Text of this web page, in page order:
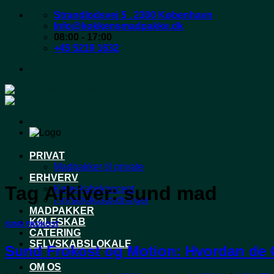
Fortsæt
Strandlodsvej 5 . 2300 København
Info@kokkensmadpakke.dk
08:00 - 17:00
+45 5219 1632
PRIVAT
Madpakker til private
ERHVERV
Køleskabskoncept
Firmafrokostordninger
MADPAKKER
KØLESKAB
CATERING
SELVSKABSLOKALE
OM OS
Tag Arkiver:sund mad
SUND FROKOST
Sund Frokost og Motion: Hvordan de